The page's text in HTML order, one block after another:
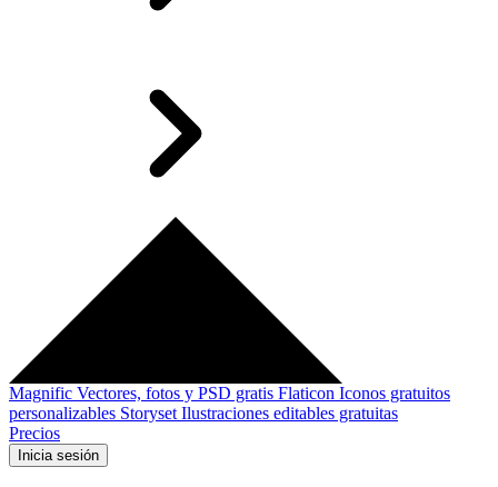
Magnific Vectores, fotos y PSD gratis Flaticon Iconos gratuitos
personalizables Storyset Ilustraciones editables gratuitas
Precios
Inicia sesión